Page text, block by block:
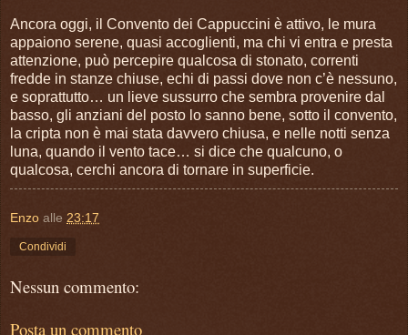
Ancora oggi, il Convento dei Cappuccini è attivo, le mura
appaiono serene, quasi accoglienti, ma chi vi entra e presta
attenzione, può percepire qualcosa di stonato, correnti
fredde in stanze chiuse, echi di passi dove non c’è nessuno,
e soprattutto… un lieve sussurro che sembra provenire dal
basso, gli anziani del posto lo sanno bene, sotto il convento,
la cripta non è mai stata davvero chiusa, e nelle notti senza
luna, quando il vento tace… si dice che qualcuno, o
qualcosa, cerchi ancora di tornare in superficie.
Enzo alle 23:17
Condividi
Nessun commento:
Posta un commento